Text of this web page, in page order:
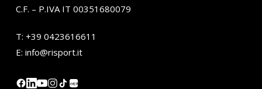
C.F. – P.IVA IT 00351680079
T: +39 0423616611
E: info@risport.it
小红书